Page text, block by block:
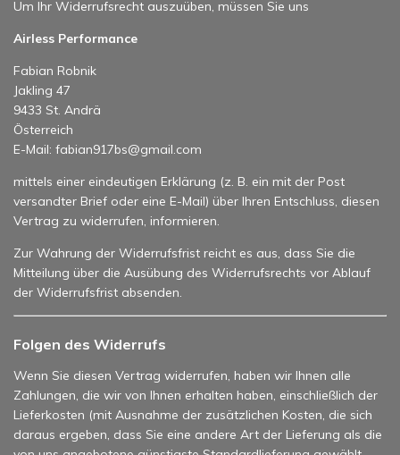
Um Ihr Widerrufsrecht auszuüben, müssen Sie uns
Airless Performance
Fabian Robnik
Jakling 47
9433 St. Andrä
Österreich
E-Mail: fabian917bs@gmail.com
mittels einer eindeutigen Erklärung (z. B. ein mit der Post
versandter Brief oder eine E-Mail) über Ihren Entschluss, diesen
Vertrag zu widerrufen, informieren.
Zur Wahrung der Widerrufsfrist reicht es aus, dass Sie die
Mitteilung über die Ausübung des Widerrufsrechts vor Ablauf
der Widerrufsfrist absenden.
Folgen des Widerrufs
Wenn Sie diesen Vertrag widerrufen, haben wir Ihnen alle
Zahlungen, die wir von Ihnen erhalten haben, einschließlich der
Lieferkosten (mit Ausnahme der zusätzlichen Kosten, die sich
daraus ergeben, dass Sie eine andere Art der Lieferung als die